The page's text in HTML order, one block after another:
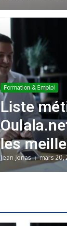
Formation & Emploi
Liste
les
Jean Jonas mars 20,